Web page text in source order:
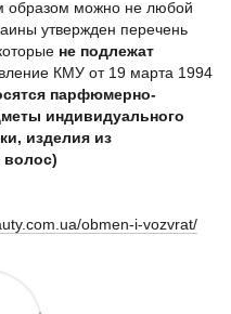
образом можно не любой
утвержден перечень
не подлежат
КМУ от 19 марта 1994
парфюмерно-
индивидуального
изделия из
волос)
obmen-i-vozvrat/